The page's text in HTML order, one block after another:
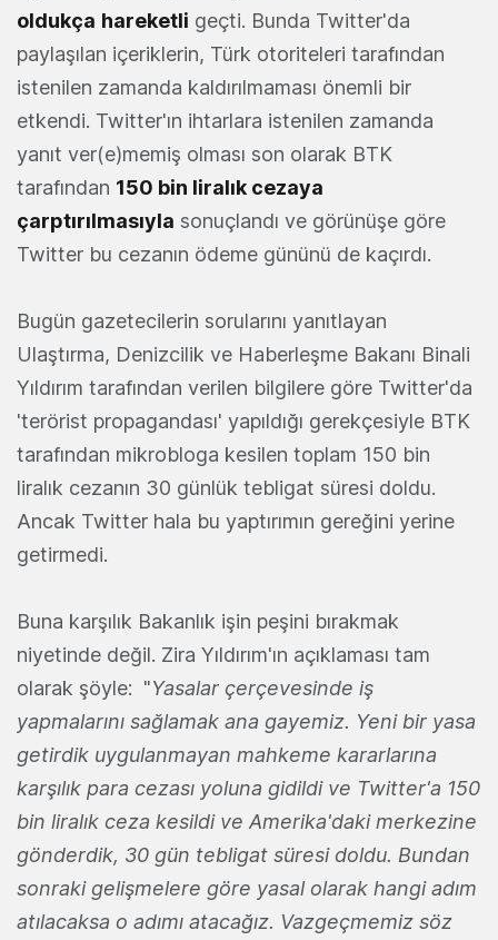
oldukça hareketli geçti. Bunda Twitter'da
paylaşılan içeriklerin, Türk otoriteleri tarafından
istenilen zamanda kaldırılmaması önemli bir
etkendi. Twitter'ın ihtarlara istenilen zamanda
yanıt ver(e)memiş olması son olarak BTK
tarafından 150 bin liralık cezaya
çarptırılmasıyla sonuçlandı ve görünüşe göre
Twitter bu cezanın ödeme gününü de kaçırdı.
Bugün gazetecilerin sorularını yanıtlayan
Ulaştırma, Denizcilik ve Haberleşme Bakanı Binali
Yıldırım tarafından verilen bilgilere göre Twitter'da
'terörist propagandası' yapıldığı gerekçesiyle BTK
tarafından mikrobloga kesilen toplam 150 bin
liralık cezanın 30 günlük tebligat süresi doldu.
Ancak Twitter hala bu yaptırımın gereğini yerine
getirmedi.
Buna karşılık Bakanlık işin peşini bırakmak
niyetinde değil. Zira Yıldırım'ın açıklaması tam
olarak şöyle: "Yasalar çerçevesinde iş
yapmalarını sağlamak ana gayemiz. Yeni bir yasa
getirdik uygulanmayan mahkeme kararlarına
karşılık para cezası yoluna gidildi ve Twitter'a 150
bin liralık ceza kesildi ve Amerika'daki merkezine
gönderdik, 30 gün tebligat süresi doldu. Bundan
sonraki gelişmelere göre yasal olarak hangi adım
atılacaksa o adımı atacağız. Vazgeçmemiz söz